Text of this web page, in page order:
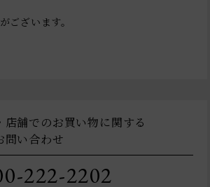
ざいます。
舗でのお買い物に関する
問い合わせ
222-2202